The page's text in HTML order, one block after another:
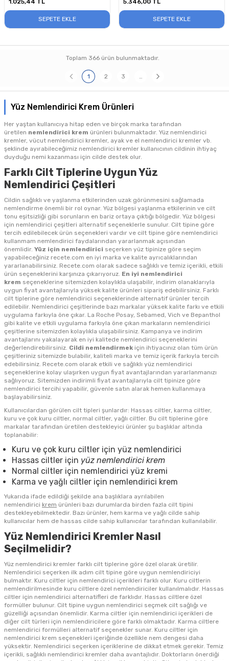
1.025,44 TL
SEPETE EKLE
5.346,00 TL
SEPETE EKLE
Toplam 366ürün bulunmaktadır.
1 2 3 …
Yüz Nemlendirici Krem Ürünleri
Her yaştan kullanıcıya hitap eden ve birçok marka tarafından
üretilen nemlendirici krem ürünleri bulunmaktadır. Yüz nemlendirici
kremler, vücut nemlendirici kremler, ayak ve el nemlendirici kremler vb.
şeklinde ayırabileceğimiz nemlendirici kremler kullanıcının cildinin ihtiyaç
duyduğu nemi kazanması için cilde destek olur.
Farklı Cilt Tiplerine Uygun Yüz
Nemlendirici Çeşitleri
Cildin sağlıklı ve yaşlanma etkilerinden uzak görünmesini sağlamada
nemlendirme önemli bir rol oynar. Yüz bölgesi yaşlanma etkilerinin ve cilt
tonu eşitsizliği gibi sorunların en bariz ortaya çıktığı bölgedir. Yüz bölgesi
için nemlendirici çeşitleri alternatif seçeneklerle sunulur. Cilt tipine göre
tercih edilebilecek ürün seçenekleri vardır ve cilt tipine göre nemlendirici
kullanmam nemlendirici faydalarından yararlanmak açısından
önemlidir. Yüz için nemlendirici seçerken yüz tipinize göre seçim
yapabileceğiniz recete.com en iyi marka ve kalite ayrıcalıklarından
yararlanabilirsiniz. Recete.com olarak sadece sağlıklı ve temiz içerikli, etkili
ürün seçeneklerini karşınıza çıkarıyoruz. En iyi nemlendirici
krem seçeneklerine sitemizden kolaylıkla ulaşabilir, indirim olanaklarıyla
uygun fiyat avantajlarıyla yüksek kalite ürünleri sipariş edebilirsiniz. Farklı
cilt tiplerine göre nemlendirici seçeneklerinde alternatif ürünler tercih
edilebilir. Nemlendirici çeşitlerinde bazı markalar yüksek kalite farkı ve etkili
uygulama farkıyla öne çıkar. La Roche Posay, Sebamed, Vich ve Bepanthol
gibi kalite ve etkili uygulama farkıyla öne çıkan markaların nemlendirici
çeşitlerine sitemizden kolaylıkla ulaşabilirsiniz. Kampanya ve indirim
avantajlarını yakalayarak en iyi kalitede nemlendirici seçeneklerini
değerlendirebilirsiniz. Cildi nemlendirmek için ihtiyacınız olan tüm ürün
çeşitleriniz sitemizde bulabilir, kaliteli marka ve temiz içerik farkıyla tercih
edebilirsiniz. Recete.com olarak etkili ve sağlıklı yüz nemlendirici
seçeneklerine kolay ulaşırken uygun fiyat avantajlarından yararlanmanızı
sağlıyoruz. Sitemizden indirimli fiyat avantajlarıyla cilt tipinize göre
nemlendirici tercihi yapabilir, güvenle satın alarak hemen kullanmaya
başlayabilirsiniz.
Kullanıcılardan görülen cilt tipleri şunlardır: Hassas ciltler, karma ciltler,
kuru ve çok kuru ciltler, normal ciltler, yağlı ciltler. Bu cilt tiplerine göre
markalar tarafından üretilen destekleyici ürünler şu başlıklar altında
toplanabilir:
Kuru ve çok kuru ciltler için yüz nemlendirici
Hassas ciltler için yüz nemlendirici krem
Normal ciltler için nemlendirici yüz kremi
Karma ve yağlı ciltler için nemlendirici krem
Yukarıda ifade edildiği şekilde ana başlıklara ayrılabilen
nemlendirici krem ürünleri bazı durumlarda birden fazla cilt tipini
destekleyebilmektedir. Bazı ürünler, hem karma ve yağlı cilde sahip
kullanıcılar hem de hassas cilde sahip kullanıcılar tarafından kullanılabilir.
Yüz Nemlendirici Kremler Nasıl
Seçilmelidir?
Yüz nemlendirici kremler farklı cilt tiplerine göre özel olarak üretilir.
Nemlendirici seçerken ilk adım cilt tipine göre uygun nemlendiriciyi
bulmaktır. Kuru ciltler için nemlendirici içerikleri farklı olur. Kuru ciltlerin
nemlendirilmesinde kuru ciltlere özel nemlendiriciler kullanılmalıdır. Hassas
ciltler için nemlendirici alternatifleri de farklıdır. Hassas ciltlere özel
formüller bulunur. Cilt tipine uygun nemlendirici seçmek cilt sağlığı ve
güzelliği açısından önemlidir. Karma ciltler için nemlendirici içerikleri de
diğer cilt türleri için nemlendiricilere göre farklı olmaktadır. Karma ciltlere
nemlendirici formülleri alternatif seçenekler sunar. Kuru ciltler için
nemlendirici krem seçenekleri içeriğinde özellikle nem dengesi daha
yüksektir. Nemlendirici seçerken içeriklerine de dikkat etmek gerekir. Temiz
içerikli, sağlıklı nemlendirici kremler daha avantajlıdır. Doktorların önerdiği